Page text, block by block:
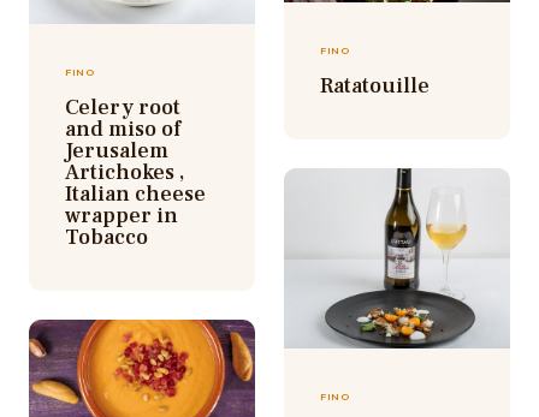
FINO
Ratatouille
FINO
Celery root
and miso of
Jerusalem
Artichokes ,
Italian cheese
wrapper in
Tobacco
FINO